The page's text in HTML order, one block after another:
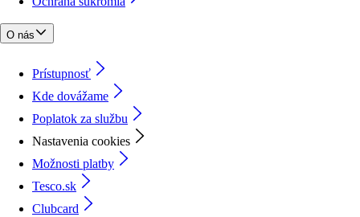
O nás
Prístupnosť
Kde dovážame
Poplatok za službu
Nastavenia cookies
Možnosti platby
Tesco.sk
Clubcard